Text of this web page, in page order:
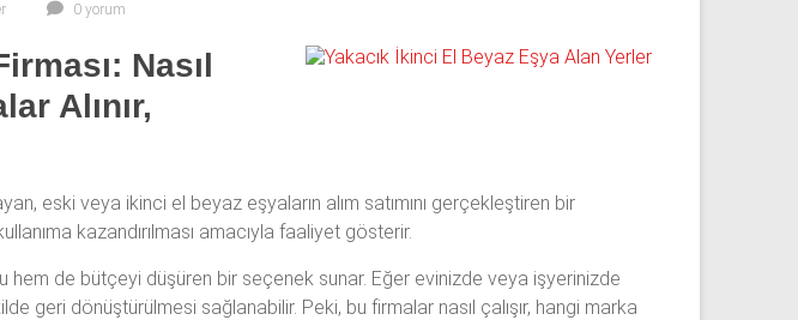
0 yorum
Nasıl
Alınır,
eski veya ikinci el beyaz eşyaların alım satımını gerçekleştiren bir
kazandırılması amacıyla faaliyet gösterir.
hem de bütçeyi düşüren bir seçenek sunar. Eğer evinizde veya işyerinizde
geri dönüştürülmesi sağlanabilir. Peki, bu firmalar nasıl çalışır, hangi marka